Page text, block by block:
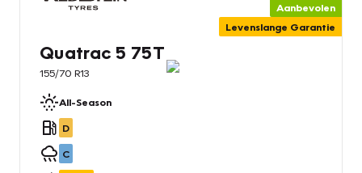
Aanbevolen
Levenslange Garantie
Quatrac 5 75T
155/70 R13
All-Season
D
C